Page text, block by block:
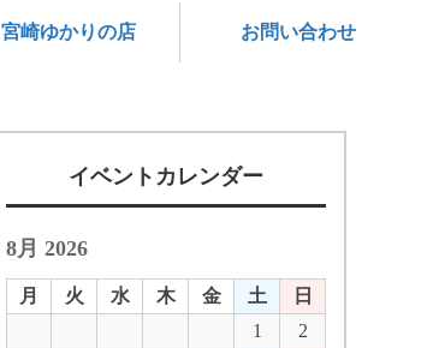
宮崎ゆかりの店 お問い合わせ
イベントカレンダー
8月 2026
月 火 水 木 金 土
日
1
2